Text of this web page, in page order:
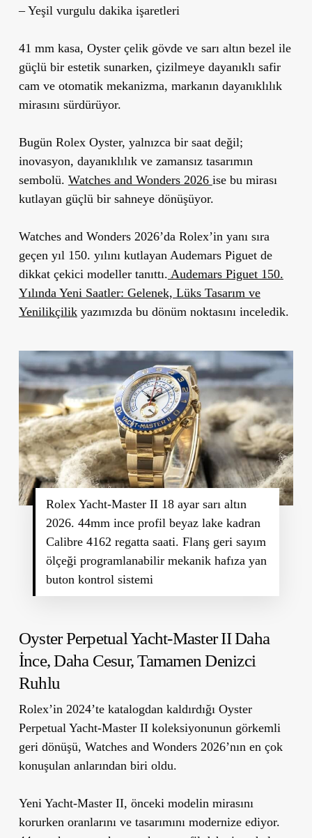
– Yeşil vurgulu dakika işaretleri
41 mm kasa, Oyster çelik gövde ve sarı altın bezel ile
güçlü bir estetik sunarken, çizilmeye dayanıklı safir
cam ve otomatik mekanizma, markanın dayanıklılık
mirasını sürdürüyor.
Bugün Rolex Oyster, yalnızca bir saat değil;
inovasyon, dayanıklılık ve zamansız tasarımın
sembolü. Watches and Wonders 2026 ise bu mirası
kutlayan güçlü bir sahneye dönüşüyor.
Watches and Wonders 2026’da Rolex’in yanı sıra
geçen yıl 150. yılını kutlayan Audemars Piguet de
dikkat çekici modeller tanıttı. Audemars Piguet 150.
Yılında Yeni Saatler: Gelenek, Lüks Tasarım ve
Yenilikçilikyazımızda bu dönüm noktasını inceledik.
Rolex Yacht-Master II 18 ayar sarı altın
2026. 44mm ince profil beyaz lake kadran
Calibre 4162 regatta saati. Flanş geri sayım
ölçeği programlanabilir mekanik hafıza yan
buton kontrol sistemi
Oyster Perpetual Yacht-Master IIDaha
İnce, Daha Cesur, Tamamen Denizci
Ruhlu
Rolex’in 2024’te katalogdan kaldırdığı Oyster
Perpetual Yacht-Master II koleksiyonunun görkemli
geri dönüşü, Watches and Wonders 2026’nın en çok
konuşulan anlarından biri oldu.
Yeni Yacht-Master II, önceki modelin mirasını
korurken oranlarını ve tasarımını modernize ediyor.